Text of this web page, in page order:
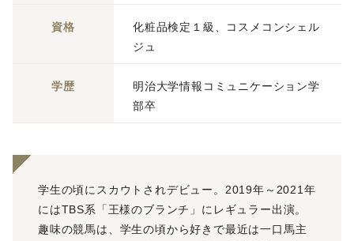
資格
化粧品検定１級、コスメコンシェル
ジュ
学歴
明治大学情報コミュニケーション学
部卒
学生の頃にスカウトされデビュー。2019年～2021年
にはTBS系「王様のブランチ」にレギュラー出演。
趣味の競馬は、学生の頃から好きで最近は一口馬主